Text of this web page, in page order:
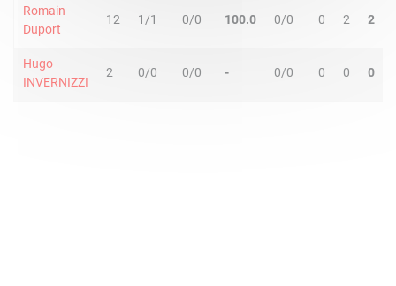
Romain
Duport
12 1/1 0/0 100.0 0/0 0 2 2
Hugo
INVERNIZZI
2 0/0 0/0 - 0/0 0 0 0